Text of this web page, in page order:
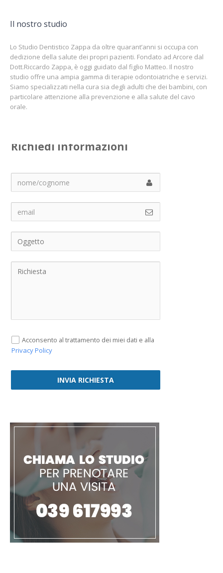
Il nostro studio
Lo Studio Dentistico Zappa da oltre quarant’anni si occupa con
dedizione della salute dei propri pazienti. Fondato ad Arcore dal
Dott.Riccardo Zappa, è oggi guidato dal figlio Matteo. Il nostro
studio offre una ampia gamma di terapie odontoiatriche e servizi.
Siamo specializzati nella cura sia degli adulti che dei bambini, con
particolare attenzione alla prevenzione e alla salute del cavo
orale.
Richiedi informazioni
Acconsento al trattamento dei miei dati e alla
Privacy Policy
INVIA RICHIESTA